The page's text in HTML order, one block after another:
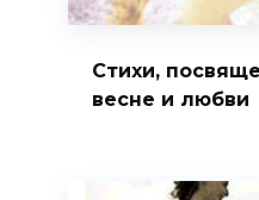
Стихи,
весне и любви